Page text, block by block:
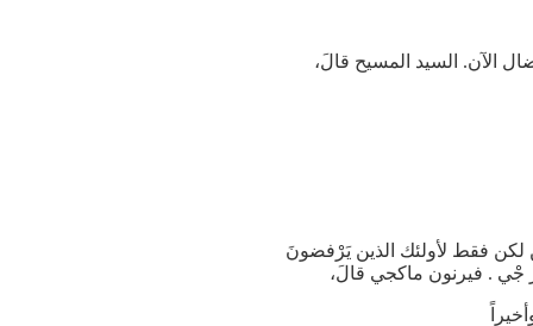
الآن. السيد المسيح قالَ،
فقط لأولئك الذين يَرْفضونَ